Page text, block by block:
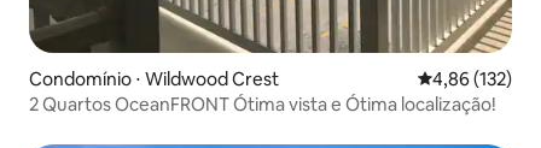
Condomínio ⋅ Wildwood Crest 4,86 de uma
4,86 (132)
2 Quartos OceanFRONT Ótima vista e Ótima localização!